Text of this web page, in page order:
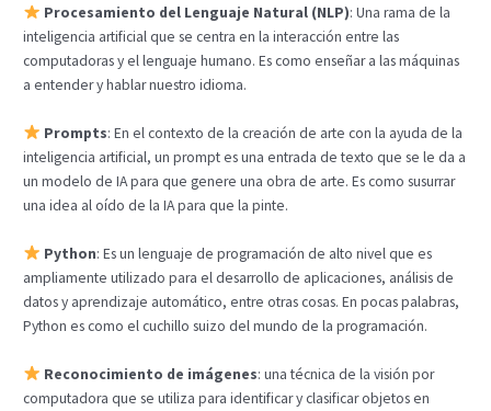
Procesamiento del Lenguaje Natural (NLP): Una rama de la
inteligencia artificial que se centra en la interacción entre las
computadoras y el lenguaje humano. Es como enseñar a las máquinas
a entender y hablar nuestro idioma.
Prompts: En el contexto de la creación de arte con la ayuda de la
inteligencia artificial, un prompt es una entrada de texto que se le da a
un modelo de IA para que genere una obra de arte. Es como susurrar
una idea al oído de la IA para que la pinte.
Python: Es un lenguaje de programación de alto nivel que es
ampliamente utilizado para el desarrollo de aplicaciones, análisis de
datos y aprendizaje automático, entre otras cosas. En pocas palabras,
Python es como el cuchillo suizo del mundo de la programación.
Reconocimiento de imágenes: una técnica de la visión por
computadora que se utiliza para identificar y clasificar objetos en